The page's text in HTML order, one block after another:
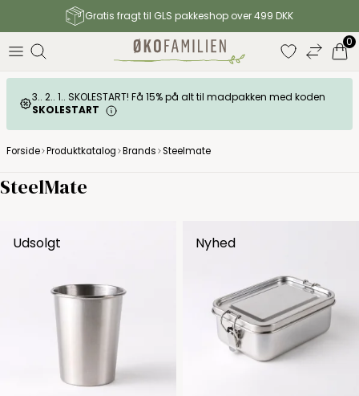
Gratis fragt til GLS pakkeshop over 499 DKK
0
3.. 2.. 1.. SKOLESTART! Få 15% på alt til madpakken med koden
SKOLESTART
Forside Produktkatalog Brands Steelmate
SteelMate
Udsolgt Nyhed